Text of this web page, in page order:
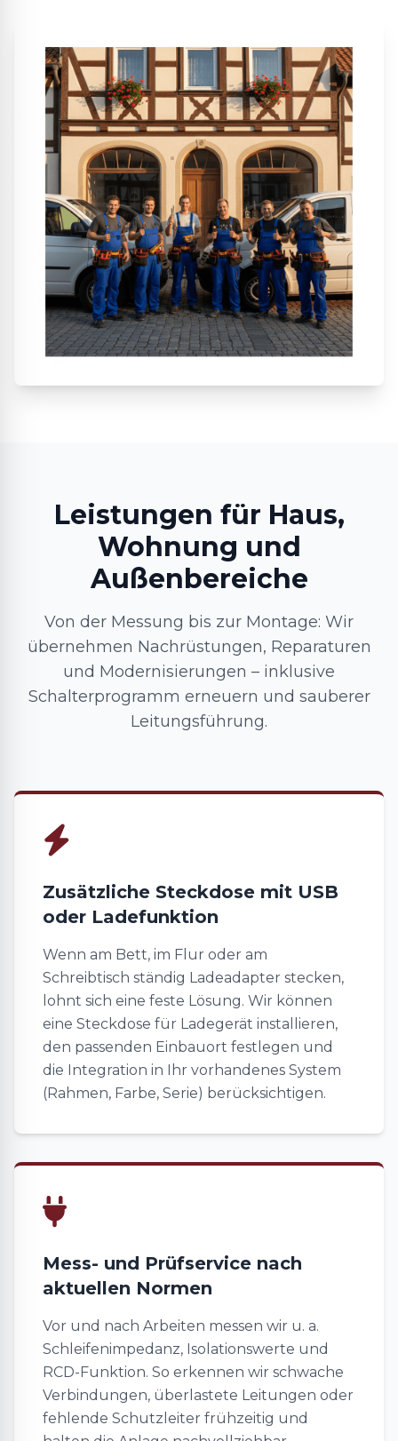
Leistungen für Haus,
Wohnung und
Außenbereiche
Von der Messung bis zur Montage: Wir
übernehmen Nachrüstungen, Reparaturen
und Modernisierungen – inklusive
Schalterprogramm erneuern und sauberer
Leitungsführung.
Zusätzliche Steckdose mit USB
oder Ladefunktion
Wenn am Bett, im Flur oder am
Schreibtisch ständig Ladeadapter stecken,
lohnt sich eine feste Lösung. Wir können
eine Steckdose für Ladegerät installieren,
den passenden Einbauort festlegen und
die Integration in Ihr vorhandenes System
(Rahmen, Farbe, Serie) berücksichtigen.
Mess- und Prüfservice nach
aktuellen Normen
Vor und nach Arbeiten messen wir u. a.
Schleifenimpedanz, Isolationswerte und
RCD-Funktion. So erkennen wir schwache
Verbindungen, überlastete Leitungen oder
fehlende Schutzleiter frühzeitig und